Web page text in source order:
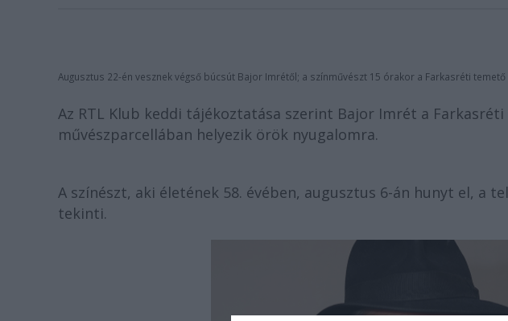
Augusztus 22-én vesznek végső búcsút Bajor Imrétől; a színművészt 15 órakor a Farkasréti
Az RTL Klub keddi tájékoztatása szerint Bajor Imrét a
művészparcellában helyezik örök nyugalomra.
A színészt, aki életének 58. évében, augusztus 6-án hunyt el, a
tekinti.